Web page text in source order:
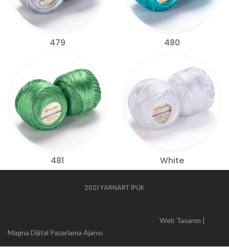
479 480
481 White
2021 YARNART İPLİK
Web Tasarım |
Magna Dijital Pazarlama Ajansı